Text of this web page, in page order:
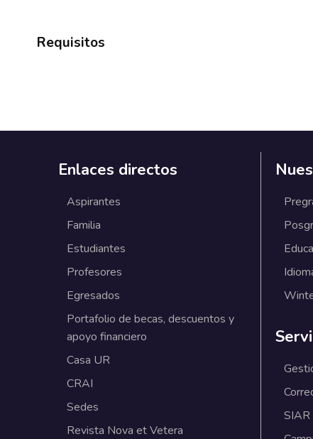
Requisitos
Enlaces directos
Aspirantes
Familia
Estudiantes
Profesores
Egresados
Portafolio de becas, descuentos y
apoyo financiero
Casa UR
CRAI
Sedes
Revista Nova et Vetera
SIAR